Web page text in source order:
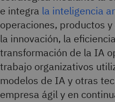
e integra la inteligencia
operaciones, productos
la innovación, la
transformación de la IA
trabajo organizativos
modelos de IA y otras
empresa ágil y en